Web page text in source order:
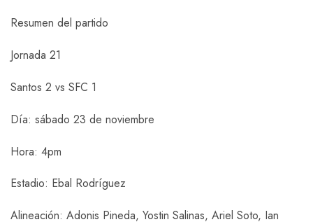
Resumen del partido
Jornada 21
Santos 2 vs SFC 1
Día: sábado 23 de noviembre
Hora: 4pm
Estadio: Ebal Rodríguez
Alineación: Adonis Pineda, Yostin Salinas, Ariel Soto, Ian